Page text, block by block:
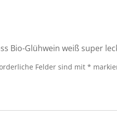
Bio-Glühwein weiß super
Felder sind mit *